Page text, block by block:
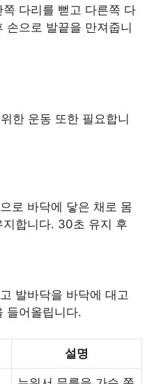
다리를 뻗고 다른쪽 다
손으로 발끝을 만져줍니
한 운동 또한 필요합니
로 바닥에 닿은 채로 몸
지합니다. 30초 유지 후
발바닥을 바닥에 대고
들어올립니다.
설명